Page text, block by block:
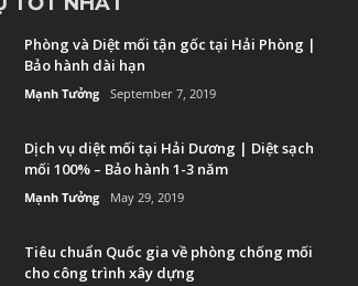
Phòng và Diệt mối tận gốc tại Hải Phòng |
Bảo hành dài hạn
Mạnh Tưởng September 7, 2019
Dịch vụ diệt mối tại Hải Dương | Diệt sạch
mối 100% – Bảo hành 1-3 năm
Mạnh Tưởng May 29, 2019
Tiêu chuẩn Quốc gia về phòng chống mối
cho công trình xây dựng